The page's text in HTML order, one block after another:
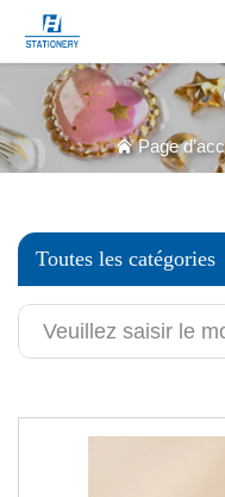
Produits
Solutions
Ressources
Contactez-Nous
Page
Toutes les catégories